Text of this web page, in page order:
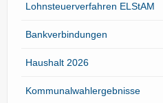
Lohnsteuerverfahren ELStAM
Bankverbindungen
Haushalt 2026
Kommunalwahlergebnisse